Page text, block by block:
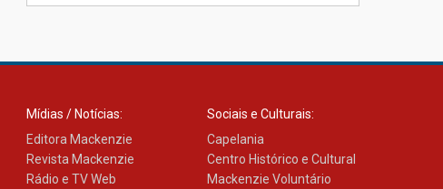
Mídias / Notícias:
Editora Mackenzie
Revista Mackenzie
Rádio e TV Web
Sociais e Culturais:
Capelania
Centro Histórico e Cultural
Mackenzie Voluntário